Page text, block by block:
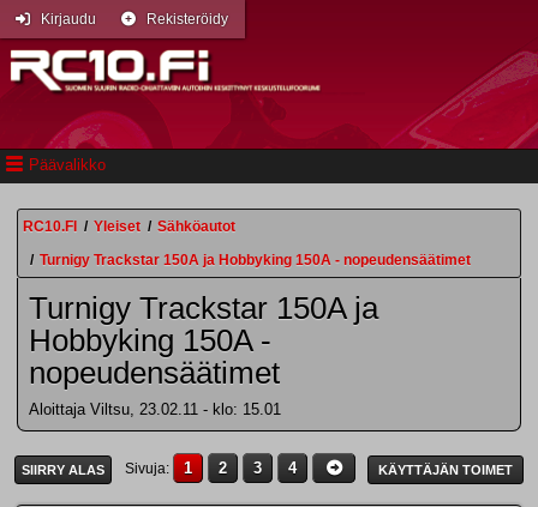
Päävalikko
Kirjaudu Rekisteröidy
RC10.FI / Yleiset / Sähköautot
/ Turnigy Trackstar 150A ja Hobbyking 150A - nopeudensäätimet
Turnigy Trackstar 150A ja
Hobbyking 150A -
nopeudensäätimet
Aloittaja Viltsu, 23.02.11 - klo: 15.01
SIIRRY ALAS Sivuja 1 2 3 4 KÄYTTÄJÄN TOIMET